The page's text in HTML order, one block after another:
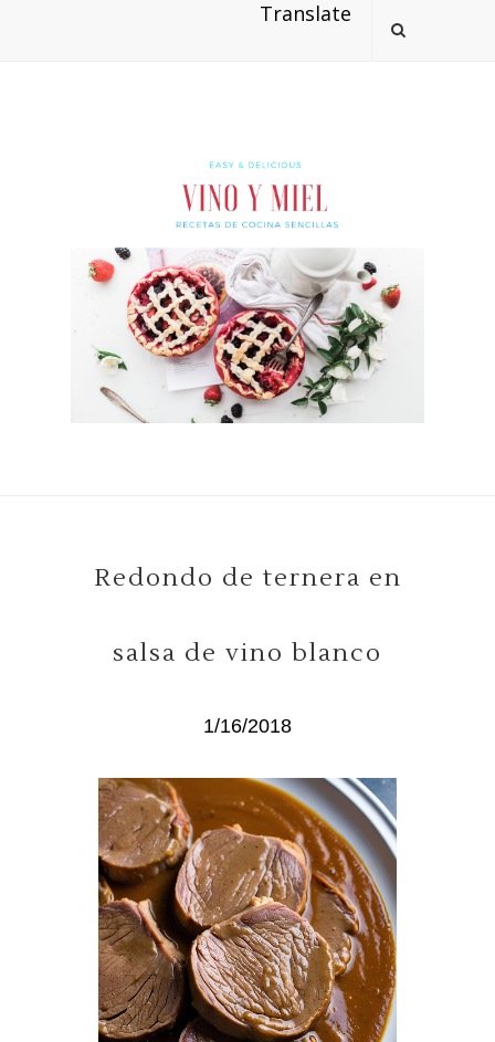
Translate
Redondo de ternera en
salsa de vino blanco
1/16/2018